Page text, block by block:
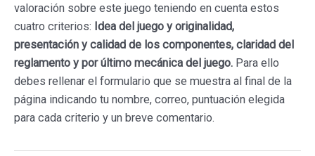
valoración sobre este juego teniendo en cuenta estos
cuatro criterios: Idea del juego y originalidad,
presentación y calidad de los componentes, claridad del
reglamento y por último mecánica del juego. Para ello
debes rellenar el formulario que se muestra al final de la
página indicando tu nombre, correo, puntuación elegida
para cada criterio y un breve comentario.